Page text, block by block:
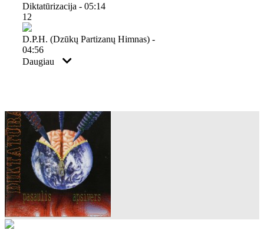
Diktatūrizacija - 05:14
12
D.p.h. (dzūkų Partizanų Himnas) -
04:56
Daugiau